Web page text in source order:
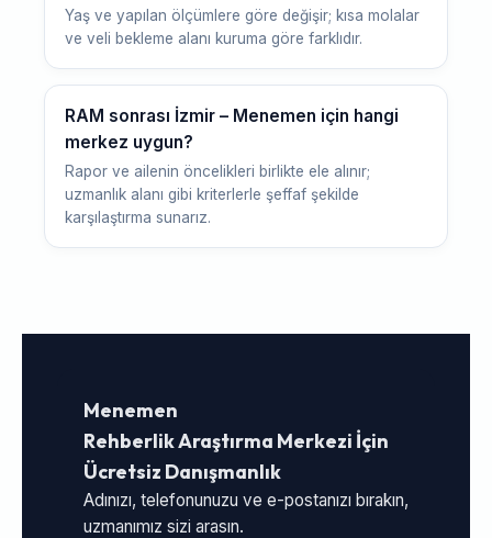
Yaş ve yapılan ölçümlere göre değişir; kısa molalar
ve veli bekleme alanı kuruma göre farklıdır.
RAM sonrası İzmir – Menemen için hangi
merkez uygun?
Rapor ve ailenin öncelikleri birlikte ele alınır;
uzmanlık alanı gibi kriterlerle şeffaf şekilde
karşılaştırma sunarız.
Menemen
Rehberlik Araştırma Merkezi İçin
Ücretsiz Danışmanlık
Adınızı, telefonunuzu ve e-postanızı bırakın,
uzmanımız sizi arasın.